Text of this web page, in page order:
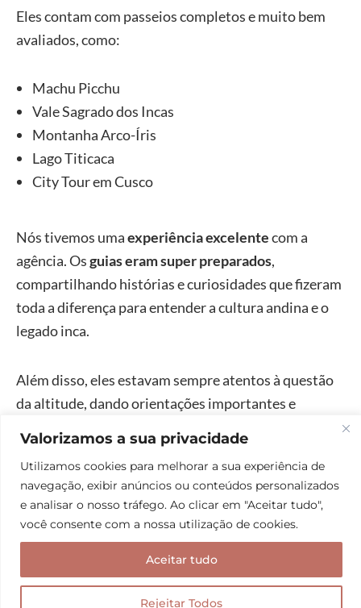
Valorizamos a sua privacidade
Utilizamos cookies para melhorar a sua experiência de
navegação, exibir anúncios ou conteúdos personalizados
e analisar o nosso tráfego. Ao clicar em "Aceitar tudo",
você consente com a nossa utilização de cookies.
Rejeitar Todos
Aceitar tudo
Eles contam com passeios completos e muito bem
avaliados, como:
Machu Picchu
Vale Sagrado dos Incas
Montanha Arco-Íris
Lago Titicaca
City Tour em Cusco
Nós tivemos umaexperiência excelentecom a
agência. Osguias eram super preparados,
compartilhando histórias e curiosidades que fizeram
toda a diferença para entender a cultura andina e o
legado inca.
Além disso, eles estavam sempre atentos à questão
da altitude, dando orientações importantes e
bem cada momento, isso nos deixou muito mais
seguros e confortáveis.
Outro ponto que adoramos foi atranquilidade de
não nos preocupar com nada além de viver o
: tudo estava organizado, pontual e
exatamente como combinado. Foi a melhor forma de